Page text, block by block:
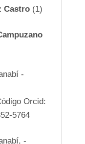
Castro (1)
-
Orcid:
5764
-